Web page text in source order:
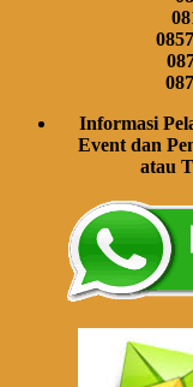
Informasi
Event dan
atau